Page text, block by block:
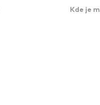
Kde je